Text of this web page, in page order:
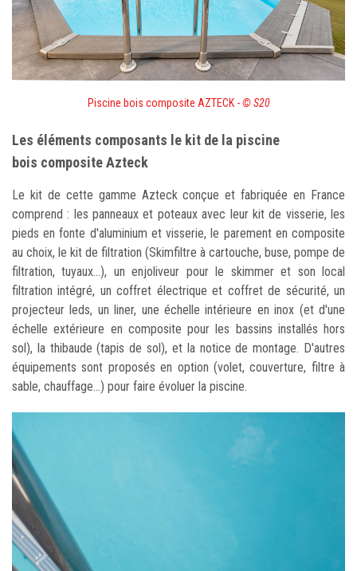
Piscine bois composite AZTECK -© S20
Les éléments composants le kit de la piscine
bois composite Azteck
Le kit de cette gamme Azteck conçue et fabriquée en France
comprend : les panneaux et poteaux avec leur kit de visserie, les
pieds en fonte d'aluminium et visserie, le parement en composite
au choix, le kit de filtration (Skimfiltre à cartouche, buse, pompe de
filtration, tuyaux...), un enjoliveur pour le skimmer et son local
filtration intégré, un coffret électrique et coffret de sécurité, un
projecteur leds, un liner, une échelle intérieure en inox (et d'une
échelle extérieure en composite pour les bassins installés hors
sol), la thibaude (tapis de sol), et la notice de montage. D'autres
équipements sont proposés en option (volet, couverture, filtre à
sable, chauffage...) pour faire évoluer la piscine.